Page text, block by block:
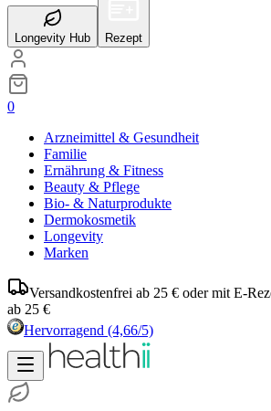
Longevity Hub Rezept
0
Arzneimittel & Gesundheit
Familie
Ernährung & Fitness
Beauty & Pflege
Bio- & Naturprodukte
Dermokosmetik
Longevity
Marken
Versandkostenfrei ab 25 € oder mit E-
ab 25 €
Hervorragend (4,66/5)